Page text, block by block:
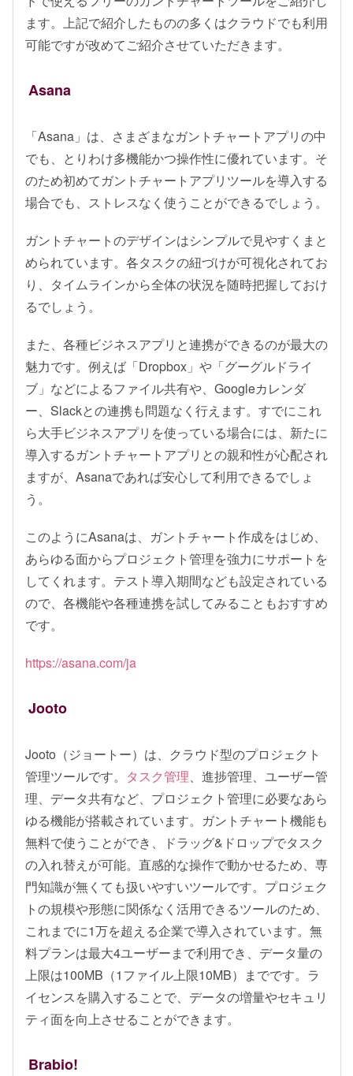
ます。上記で紹介したものの多くはクラウドでも利用
可能ですが改めてご紹介させていただきます。
Asana
「Asana」は、さまざまなガントチャートアプリの中
でも、とりわけ多機能かつ操作性に優れています。そ
のため初めてガントチャートアプリツールを導入する
場合でも、ストレスなく使うことができるでしょう。
ガントチャートのデザインはシンプルで見やすくまと
められています。各タスクの紐づけが可視化されてお
り、タイムラインから全体の状況を随時把握しておけ
るでしょう。
また、各種ビジネスアプリと連携ができるのが最大の
魅力です。例えば「Dropbox」や「グーグルドライ
ブ」などによるファイル共有や、Googleカレンダ
ー、Slackとの連携も問題なく行えます。すでにこれ
ら大手ビジネスアプリを使っている場合には、新たに
導入するガントチャートアプリとの親和性が心配され
ますが、Asanaであれば安心して利用できるでしょ
う。
このようにAsanaは、ガントチャート作成をはじめ、
あらゆる面からプロジェクト管理を強力にサポートを
してくれます。テスト導入期間なども設定されている
ので、各機能や各種連携を試してみることもおすすめ
です。
https://asana.com/ja
Jooto
Jooto（ジョートー）は、クラウド型のプロジェクト
管理ツールです。 タスク管理、進捗管理、ユーザー管
理、データ共有など、プロジェクト管理に必要なあら
ゆる機能が搭載されています。ガントチャート機能も
無料で使うことができ、ドラッグ&ドロップでタスク
の入れ替えが可能。直感的な操作で動かせるため、専
門知識が無くても扱いやすいツールです。プロジェク
トの規模や形態に関係なく活用できるツールのため、
これまでに1万を超える企業で導入されています。無
料プランは最大4ユーザーまで利用でき、データ量の
上限は100MB（1ファイル上限10MB）までです。ラ
イセンスを購入することで、データの増量やセキュリ
ティ面を向上させることができます。
Brabio!